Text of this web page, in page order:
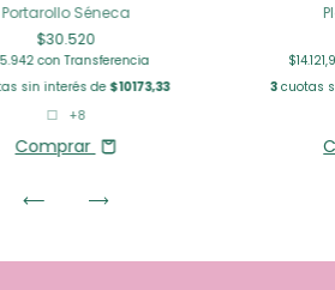
Portarollo Séneca
$30.520
con Transferencia
sin interés de$10173,33
+8
Comprar
3 cuotas